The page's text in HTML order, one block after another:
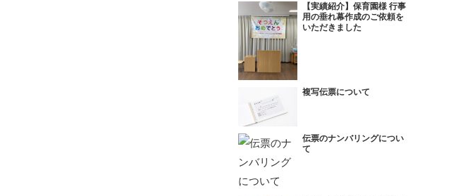
【実績紹介】保育園様 行事
用の垂れ幕作成のご依頼を
いただきました
複写伝票について
伝票のナンバリングについ
て